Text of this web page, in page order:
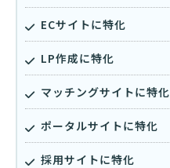
ECサイトに特化
LP作成に特化
マッチングサイトに特化
ポータルサイトに特化
採用サイトに特化